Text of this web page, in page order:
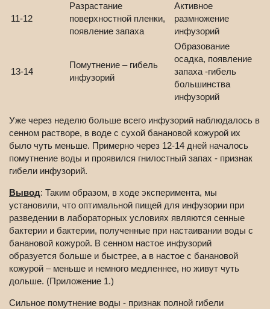
11-12
Разрастание
поверхностной пленки,
появление запаха
Активное
размножение
инфузорий
13-14
Помутнение – гибель
инфузорий
Образование
осадка, появление
запаха -гибель
большинства
инфузорий
Уже через неделю больше всего инфузорий наблюдалось в
сенном растворе, в воде с сухой банановой кожурой их
было чуть меньше. Примерно через 12-14 дней началось
помутнение воды и проявился гнилостный запах - признак
гибели инфузорий.
Вывод: Таким образом, в ходе эксперимента, мы
установили, что оптимальной пищей для инфузории при
разведении в лабораторных условиях являются сенные
бактерии и бактерии, полученные при настаивании воды с
банановой кожурой. В сенном настое инфузорий
образуется больше и быстрее, а в настое с банановой
кожурой – меньше и немного медленнее, но живут чуть
дольше. (Приложение 1.)
Сильное помутнение воды - признак полной гибели